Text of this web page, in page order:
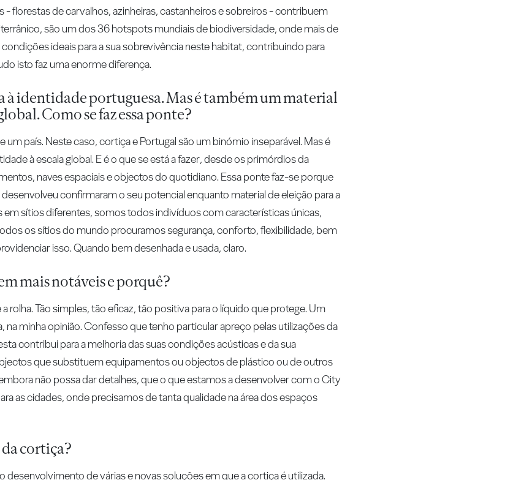
florestas de carvalhos, azinheiras, castanheiros e sobreiros - contribuem
são um dos 36 hotspots mundiais de biodiversidade, onde mais de
ideais para a sua sobrevivência neste habitat, contribuindo para
isto faz uma enorme diferença.
identidade portuguesa. Mas é também um material
Como se faz essa ponte?
país. Neste caso, cortiça e Portugal são um binómio inseparável. Mas é
à escala global. E é o que se está a fazer, desde os primórdios da
naves espaciais e objectos do quotidiano. Essa ponte faz-se porque
confirmaram o seu potencial enquanto material de eleição para a
em sítios diferentes, somos todos indivíduos com características únicas,
os sítios do mundo procuramos segurança, conforto, flexibilidade, bem
isso. Quando bem desenhada e usada, claro.
mais notáveis e porquê?
rolha. Tão simples, tão eficaz, tão positiva para o líquido que protege. Um
minha opinião. Confesso que tenho particular apreço pelas utilizações da
contribui para a melhoria das suas condições acústicas e da sua
que substituem equipamentos ou objectos de plástico ou de outros
não possa dar detalhes, que o que estamos a desenvolver com o City
as cidades, onde precisamos de tanta qualidade na área dos espaços
cortiça?
de várias e novas soluções em que a cortiça é utilizada.